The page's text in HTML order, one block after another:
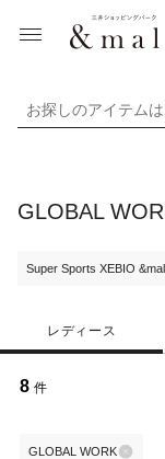
お探しのアイテムは
GLOBAL
Super Sports XEBIO
レディース
8 件
GLOBAL WORK